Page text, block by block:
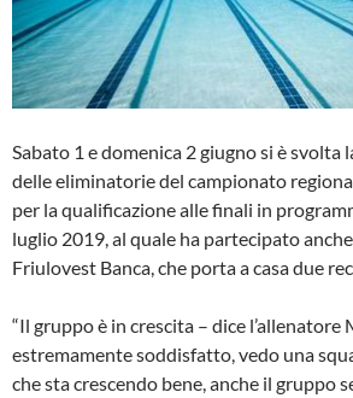
Sabato 1 e domenica 2 giugno si è svolta
delle eliminatorie del campionato
per la qualificazione alle finali in
luglio 2019, al quale ha partecipato
Friulovest Banca, che porta a casa due
“Il gruppo è in crescita – dice
estremamente soddisfatto, vedo una
che sta crescendo bene, anche il gruppo